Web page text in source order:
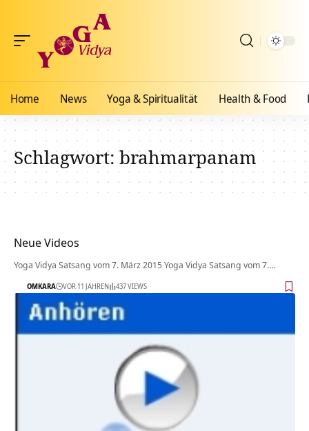
Home News Yoga & Spiritualität Health & Food
Schlagwort:brahmarpanam
Neue Videos
Yoga Vidya Satsang vom 7. März 2015 Yoga Vidya Satsang vom 7.…
OMKARA VOR 11 JAHREN 437 VIEWS